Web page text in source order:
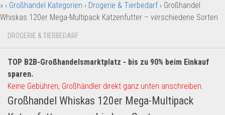
Garten & Werkzeug
Geschäft, Büro & Schreibwaren
Geschenkartikel
Handy und Smartphone
Kosmetik & Pflege
Lebensmittel & Getränke
» › Großhandel Kategorien › Drogerie & Tierbedarf › Großhandel
Whiskas 120er Mega-Multipack Katzenfutter – verschiedene Sorten
DROGERIE & TIERBEDARF
TOP B2B-Großhandelsmarktplatz - bis zu 90% beim Einkauf
sparen.
Keine Gebühren, Großhändler direkt ganz unten anschreiben.
Großhandel Whiskas 120er Mega-Multipack